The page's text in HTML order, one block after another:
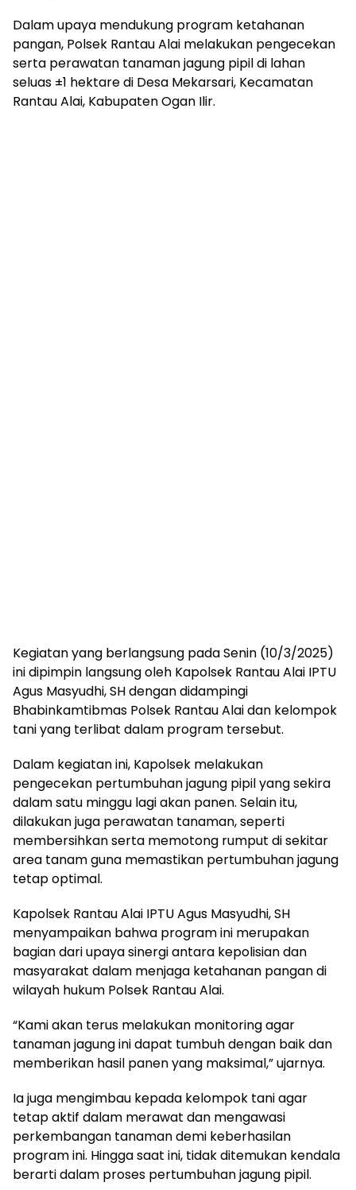
Dalam upaya mendukung program ketahanan
pangan, Polsek Rantau Alai melakukan pengecekan
serta perawatan tanaman jagung pipil di lahan
seluas ±1 hektare di Desa Mekarsari, Kecamatan
Rantau Alai, Kabupaten Ogan Ilir.
Kegiatan yang berlangsung pada Senin (10/3/2025)
ini dipimpin langsung oleh Kapolsek Rantau Alai IPTU
Agus Masyudhi, SH dengan didampingi
Bhabinkamtibmas Polsek Rantau Alai dan kelompok
tani yang terlibat dalam program tersebut.
Dalam kegiatan ini, Kapolsek melakukan
pengecekan pertumbuhan jagung pipil yang sekira
dalam satu minggu lagi akan panen. Selain itu,
dilakukan juga perawatan tanaman, seperti
membersihkan serta memotong rumput di sekitar
area tanam guna memastikan pertumbuhan jagung
tetap optimal.
Kapolsek Rantau Alai IPTU Agus Masyudhi, SH
menyampaikan bahwa program ini merupakan
bagian dari upaya sinergi antara kepolisian dan
masyarakat dalam menjaga ketahanan pangan di
wilayah hukum Polsek Rantau Alai.
“Kami akan terus melakukan monitoring agar
tanaman jagung ini dapat tumbuh dengan baik dan
memberikan hasil panen yang maksimal,” ujarnya.
Ia juga mengimbau kepada kelompok tani agar
tetap aktif dalam merawat dan mengawasi
perkembangan tanaman demi keberhasilan
program ini. Hingga saat ini, tidak ditemukan kendala
berarti dalam proses pertumbuhan jagung pipil.